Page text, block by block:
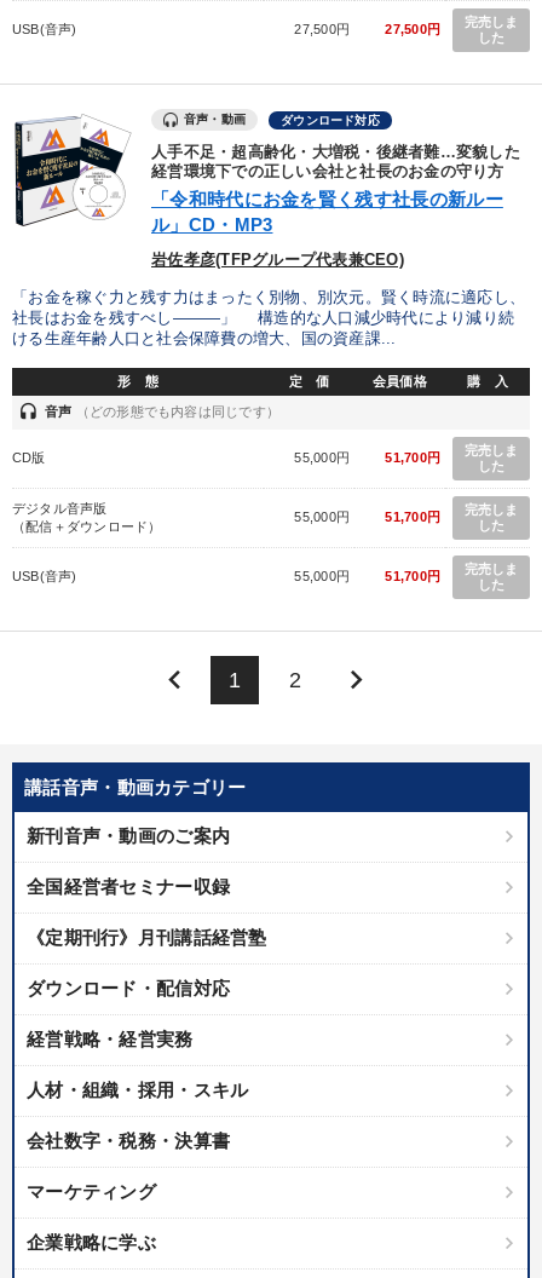
講話音声・動画カテゴリー
新刊音声・動画のご案内
全国経営者セミナー収録
《定期刊行》月刊講話経営塾
ダウンロード・配信対応
経営戦略・経営実務
人材・組織・採用・スキル
会社数字・税務・決算書
マーケティング
企業戦略に学ぶ
USB(音声) 27,500円 27,500円
完売しま
した
音声・動画 ダウンロード対応
人手不足・超高齢化・大増税・後継者難…変貌した
経営環境下での正しい会社と社長のお金の守り方
「令和時代にお金を賢く残す社長の新ルー
ル」CD・MP3
岩佐孝彦(TFPグループ代表兼CEO)
「お金を稼ぐ力と残す力はまったく別物、別次元。賢く時流に適応し、
社長はお金を残すべし―――」 構造的な人口減少時代により減り続
ける生産年齢人口と社会保障費の増大、国の資産課...
形 態 定 価 会員価格 購 入
headset 音声 （どの形態でも内容は同じです）
CD版 55,000円 51,700円
完売しま
した
デジタル音声版
（配信＋ダウンロード）
55,000円 51,700円
完売しま
した
USB(音声) 55,000円 51,700円
完売しま
した
keyboard_arrow_left 1 2 keyboard_arrow_right